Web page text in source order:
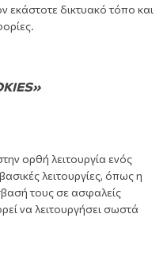
δικτυακό τόπο και
ορθή λειτουργία ενός
λειτουργίες, όπως η
τους σε ασφαλείς
να λειτουργήσει σωστά